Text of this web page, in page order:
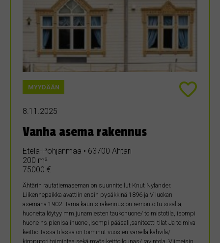
MYYDÄÄN
8.11.2025
Vanha asema rakennus
Etelä-Pohjanmaa • 63700 Ähtäri
200 m²
75000 €
Ähtärin rautatiemaseman on suunnitellut Knut Nylander.
Liikennepaikka avattiin ensin pysäkkinä 1896 ja V luokan
asemana 1902. Tämä kaunis rakennus on remontoitu sisältä,
huoneita löytyy mm.junamiesten taukohuone/ toimistotila, isompi
huone ns.pienisalihuone ,isompi pääsali,saniteetti tilat Ja toimiva
keittiö Tässä tilassa on toiminut vuosien varrella kahvila/
kirpputori toimintaa sekä myös keitto lounas/ ravintola. Viimeisin